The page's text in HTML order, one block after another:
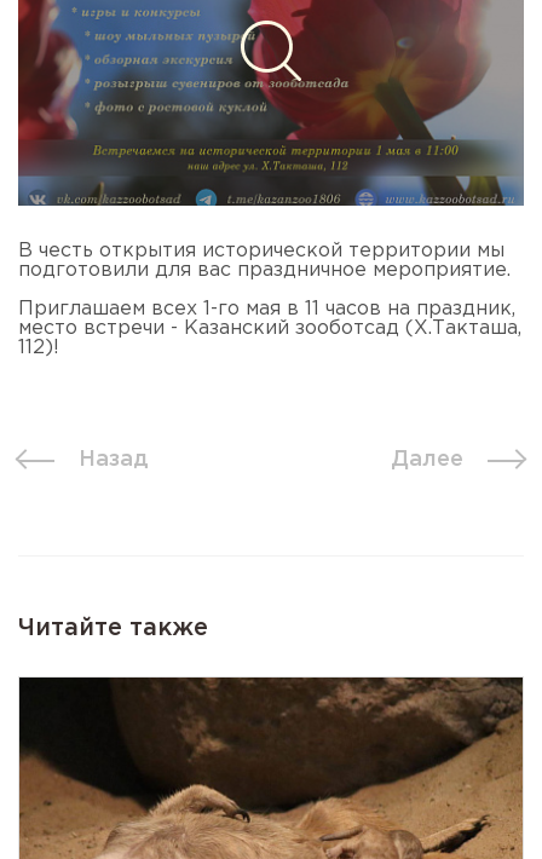
В честь открытия исторической территории мы
подготовили для вас праздничное мероприятие.
Приглашаем всех 1-го мая в 11 часов на праздник,
место встречи - Казанский зооботсад (Х.Такташа,
112)!
Назад Далее
Читайте также